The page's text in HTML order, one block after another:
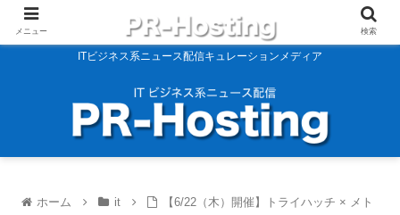
ITビジネス系ニュース配信キュレーションメディア
ホーム it
【6/22（木）開催】トライハッチ × メト
メニュー 検索